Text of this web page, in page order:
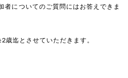
者についてのご質問にはお答えできま
歳迄とさせていただきます。